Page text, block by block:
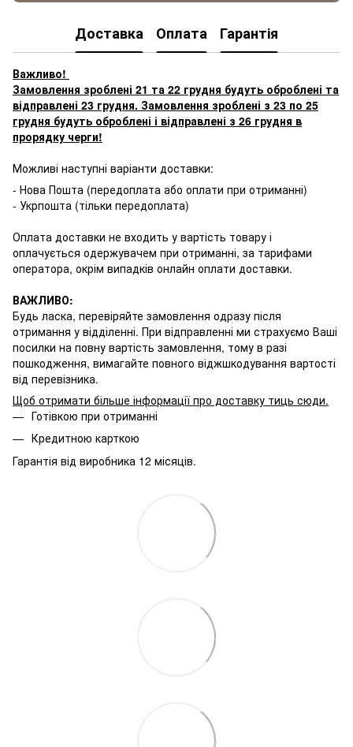
Доставка Оплата Гарантія
Важливо!
Замовлення зроблені 21 та 22 грудня будуть оброблені та
відправлені 23 грудня. Замовлення зроблені з 23 по 25
грудня будуть оброблені і відправлені з 26 грудня в
прорядку черги!
Можливі наступні варіанти доставки:
- Нова Пошта (передоплата або оплати при отриманні)
- Укрпошта (тільки передоплата)
Оплата доставки не входить у вартість товару і
оплачується одержувачем при отриманні, за тарифами
оператора, окрім випадків онлайн оплати доставки.
ВАЖЛИВО:
Будь ласка, перевіряйте замовлення одразу після
отримання у відділенні. При відправленні ми страхуємо Ваші
посилки на повну вартість замовлення, тому в разі
пошкодження, вимагайте повного віджшкодування вартості
від перевізника.
Щоб отримати більше інформації про доставку тиць сюди.
Готівкою при отриманні
Кредитною карткою
Гарантія від виробника 12 місяців.